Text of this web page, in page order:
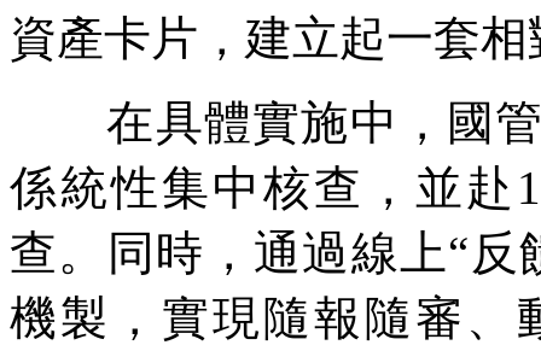
資產卡片，建立起一套
在具體實施中，國管
係統性集中核查，並赴
查。同時，通過線上“
機製，實現隨報隨審、